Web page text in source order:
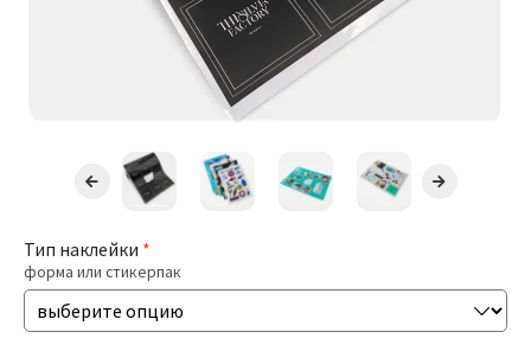
Пригласительные
Печать Меню
Тип наклейки *
форма или стикерпак